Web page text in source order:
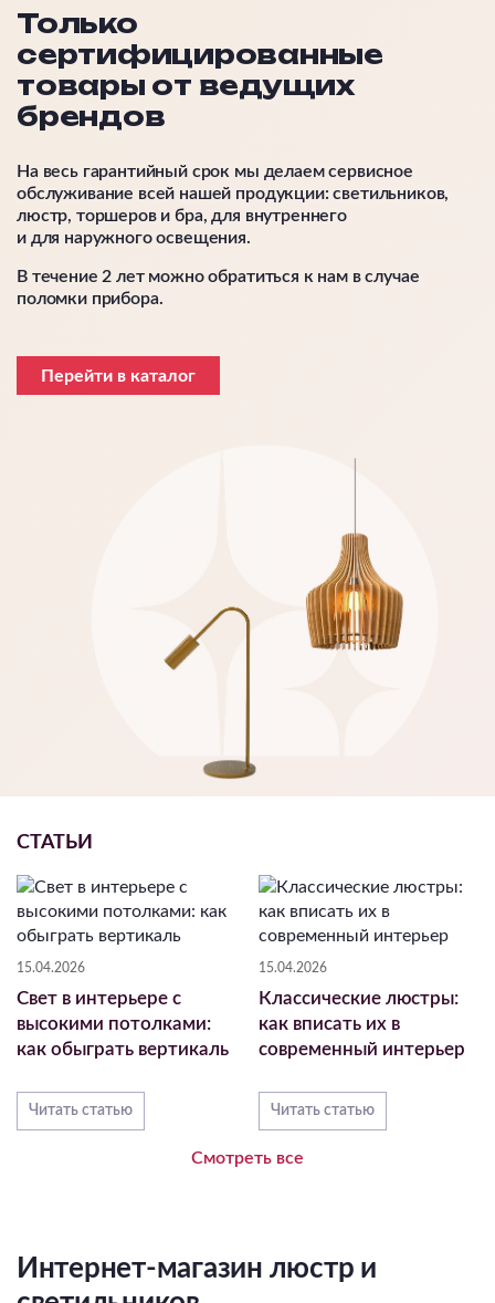
Только
сертифицированные
товары от ведущих
брендов
На весь гарантийный срок мы делаем сервисное
обслуживание всей нашей продукции: светильников,
люстр, торшеров и бра, для внутреннего
и для наружного освещения.
В течение 2 лет можно обратиться к нам в случае
поломки прибора.
Перейти в каталог
СТАТЬИ
15.04.2026
Свет в интерьере с
высокими потолками:
как обыграть вертикаль
Читать статью
15.04.2026
Классические люстры:
как вписать их в
современный интерьер
Читать статью
Смотреть все
Интернет-магазин люстр и